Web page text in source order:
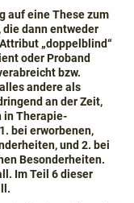
auf eine These zum
die dann entweder
„doppelblind“
oder Proband
bzw.
andere als
an der Zeit,
in Therapie-
bei erworbenen,
und 2. bei
Besonderheiten.
Im Teil 6 dieser